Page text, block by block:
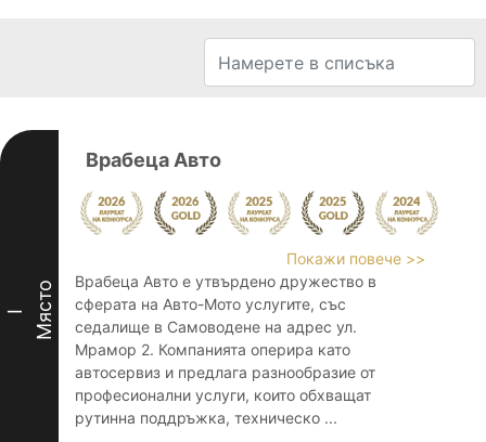
I Място
Врабеца Авто
Покажи повече >>
Врабеца Авто е утвърдено дружество в
сферата на Авто-Мото услугите, със
седалище в Самоводене на адрес ул.
Мрамор 2. Компанията оперира като
автосервиз и предлага разнообразие от
професионални услуги, които обхващат
рутинна поддръжка, техническо ...